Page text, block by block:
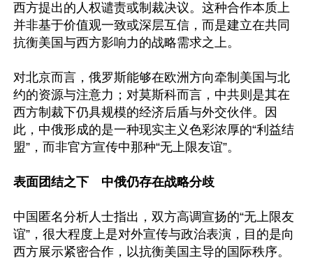
西方提出的人权谴责或制裁决议。这种合作本质上
并非基于价值观一致或深层互信，而是建立在共同
抗衡美国与西方影响力的战略需求之上。
对北京而言，俄罗斯能够在欧洲方向牵制美国与北
约的资源与注意力；对莫斯科而言，中共则是其在
西方制裁下仍具规模的经济后盾与外交伙伴。因
此，中俄形成的是一种现实主义色彩浓厚的“利益结
盟”，而非官方宣传中那种“无上限友谊”。
表面团结之下　中俄仍存在战略分歧
中国匿名分析人士指出，双方高调宣扬的“无上限友
谊”，很大程度上是对外宣传与政治表演，目的是向
西方展示紧密合作，以抗衡美国主导的国际秩序。